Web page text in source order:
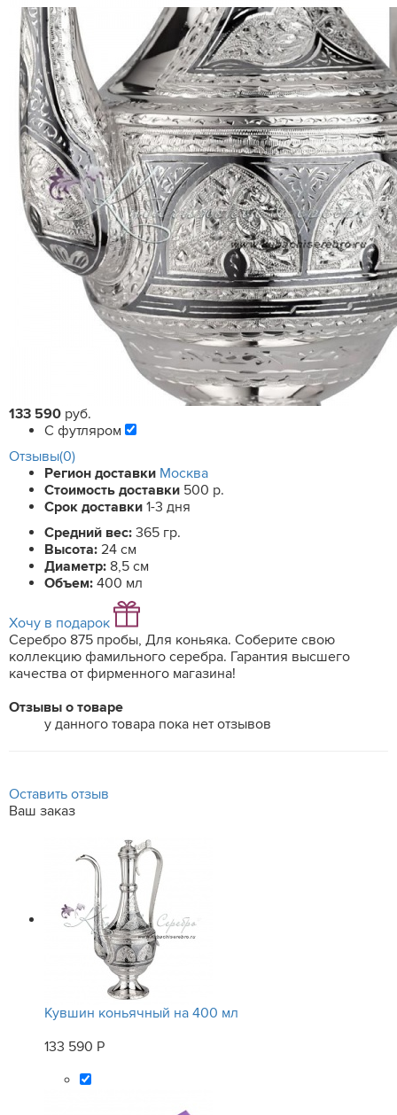
133 590 руб.
С футляром
Отзывы(0)
Регион доставки Москва
Стоимость доставки 500 р.
Срок доставки 1-3 дня
Средний вес: 365 гр.
Высота: 24 см
Диаметр: 8,5 см
Объем: 400 мл
Хочу в подарок
Серебро 875 пробы, Для коньяка. Соберите свою
коллекцию фамильного серебра. Гарантия высшего
качества от фирменного магазина!
Отзывы о товаре
у данного товара пока нет отзывов
Оставить отзыв
Ваш заказ
Кувшин коньячный на 400 мл
133 590 Р